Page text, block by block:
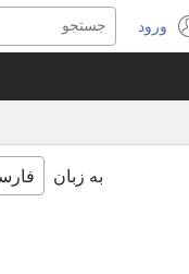
ورود
(پنجره‌ای
به زبان